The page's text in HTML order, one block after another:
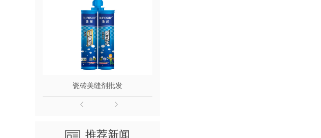
瓷砖美缝剂批发
推荐新闻